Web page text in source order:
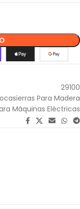
29100
Para Madera
Máquinas Eléctricas